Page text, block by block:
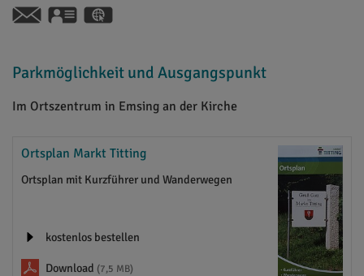
vCard
Parkmöglichkeit und Ausgangspunkt
Im Ortszentrum in Emsing an der Kirche
Ortsplan Markt Titting
Ortsplan mit Kurzführer und Wanderwegen
kostenlos bestellen
Download (7,5 MB)